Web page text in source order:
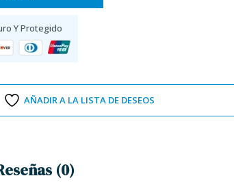
Y Protegido
AÑADIR A LA LISTA DE DESEOS
(0)